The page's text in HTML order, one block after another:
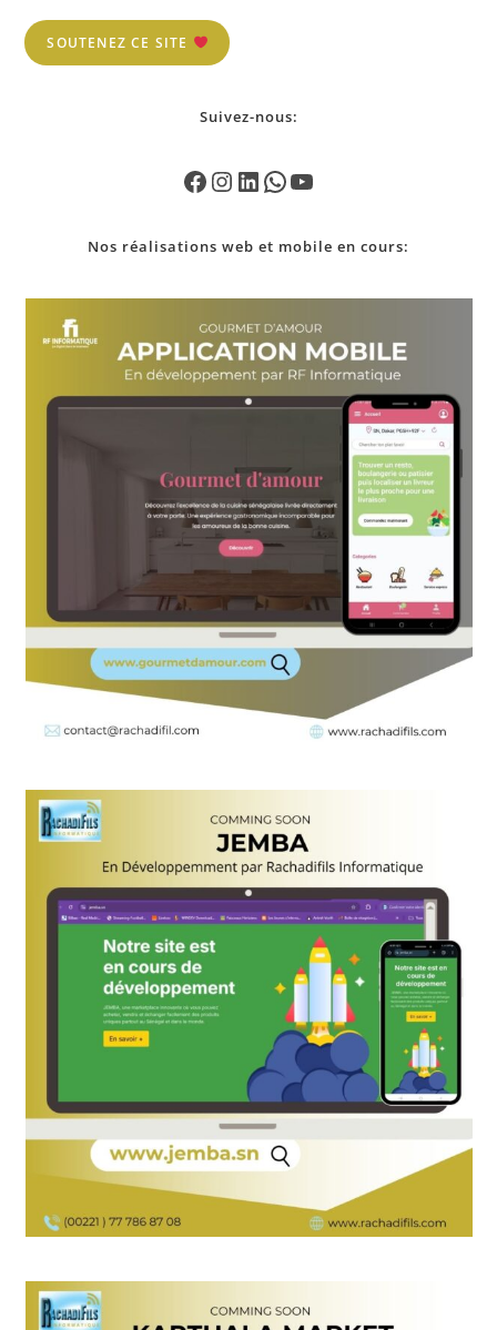
SOUTENEZ CE SITE
Suivez-nous:
Nos réalisations web et mobile en cours: